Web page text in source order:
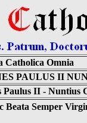
Catholica Omnia
PAULUS II
Paulus II - Nuntius
Beata Semper